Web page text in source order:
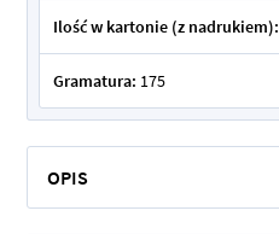
Ilość w kartonie (z nadrukiem):
Gramatura: 175
OPIS